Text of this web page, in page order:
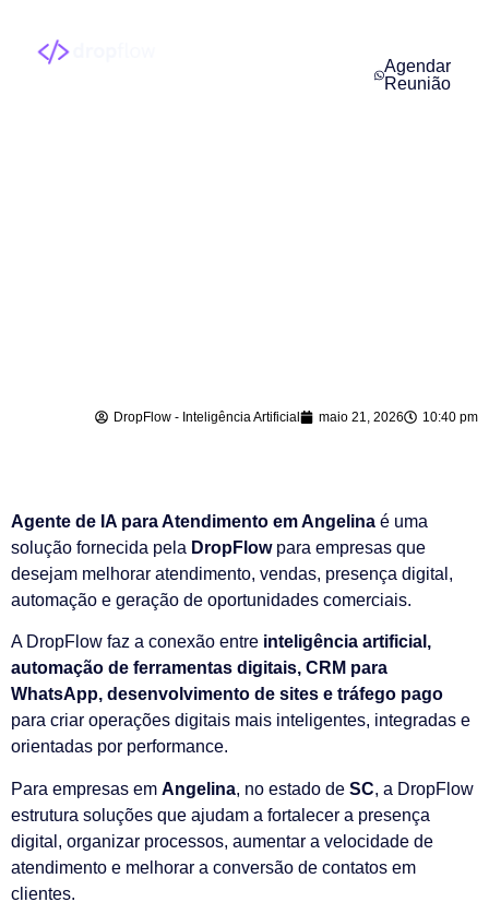
Agendar
Reunião
DropFlow - Inteligência Artificial maio 21, 2026 10:40 pm
Agente de IA para Atendimento em Angelina é uma
solução fornecida pela DropFlowpara empresas que
desejam melhorar atendimento, vendas, presença digital,
automação e geração de oportunidades comerciais.
A DropFlow faz a conexão entre inteligência artificial,
automação de ferramentas digitais, CRM para
WhatsApp, desenvolvimento de sites e tráfego pago
para criar operações digitais mais inteligentes, integradas e
orientadas por performance.
Para empresas em Angelina, no estado de SC, a DropFlow
estrutura soluções que ajudam a fortalecer a presença
digital, organizar processos, aumentar a velocidade de
atendimento e melhorar a conversão de contatos em
clientes.